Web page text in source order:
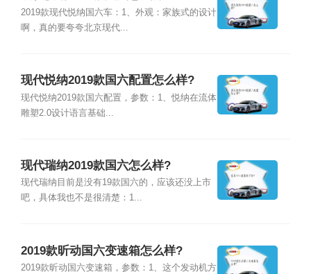
2019款现代悦纳国六车：1、外观：家族式的设计
啊，真的要夸夸北京现代...
现代悦纳2019款国六配置怎么样?
现代悦纳2019款国六配置，参数：1、悦纳在流体
雕塑2.0设计语言基础...
现代瑞纳2019款国六怎么样?
现代瑞纳目前是没有19款国六的，应该还没上市
吧，具体我也不是很清楚：1...
2019款昕动国六变速箱怎么样?
2019款昕动国六变速箱，参数：1、这个发动机方